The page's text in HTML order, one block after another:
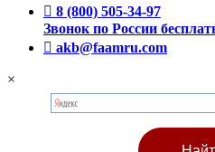
8 (800) 505-34-97
Звонок по России
akb@faamru.com
×